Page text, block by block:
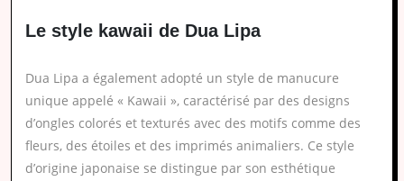
Le style kawaii de Dua Lipa
Dua Lipa a également adopté un style de manucure
unique appelé « Kawaii », caractérisé par des designs
d’ongles colorés et texturés avec des motifs comme des
fleurs, des étoiles et des imprimés animaliers. Ce style
d’origine japonaise se distingue par son esthétique